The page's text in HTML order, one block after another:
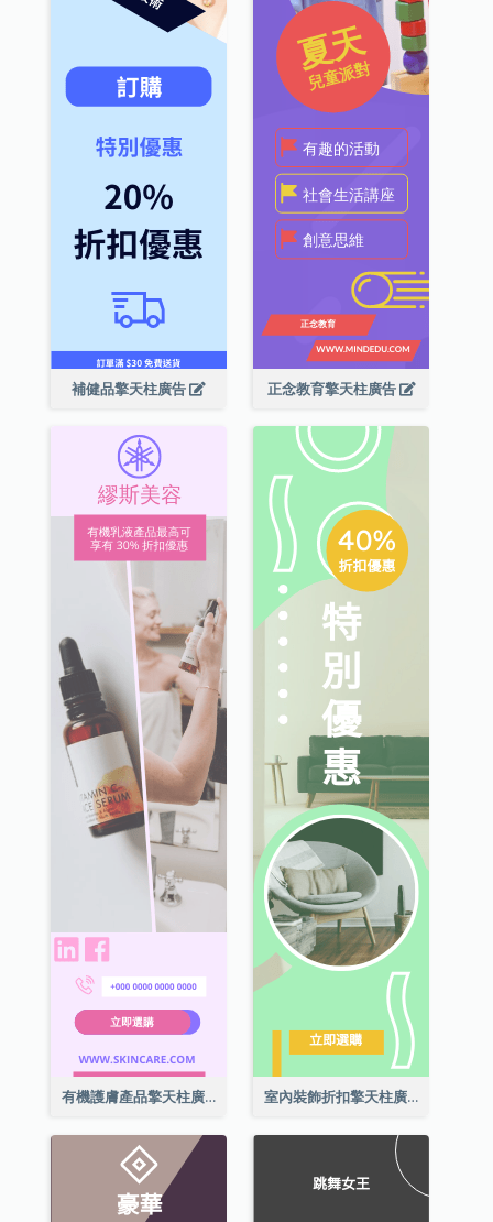
補健品擎天柱廣告 正念教育擎天柱廣告
有機護膚產品擎天柱廣告 室內裝飾折扣擎天柱廣告